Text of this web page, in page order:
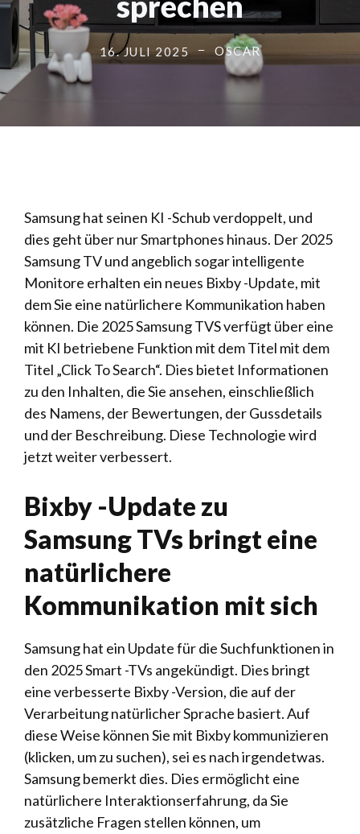
16. JULI 2025 OSCAR
Samsung hat seinen KI -Schub verdoppelt, und
dies geht über nur Smartphones hinaus. Der 2025
Samsung TV und angeblich sogar intelligente
Monitore erhalten ein neues Bixby -Update, mit
dem Sie eine natürlichere Kommunikation haben
können. Die 2025 Samsung TVS verfügt über eine
mit KI betriebene Funktion mit dem Titel mit dem
Titel „Click To Search“. Dies bietet Informationen
zu den Inhalten, die Sie ansehen, einschließlich
des Namens, der Bewertungen, der Gussdetails
und der Beschreibung. Diese Technologie wird
jetzt weiter verbessert.
Bixby -Update zu
Samsung TVs bringt eine
natürlichere
Kommunikation mit sich
Samsung hat ein Update für die Suchfunktionen in
den 2025 Smart -TVs angekündigt. Dies bringt
eine verbesserte Bixby -Version, die auf der
Verarbeitung natürlicher Sprache basiert. Auf
diese Weise können Sie mit Bixby kommunizieren
(klicken, um zu suchen), sei es nach irgendetwas.
Samsung bemerkt dies. Dies ermöglicht eine
natürlichere Interaktionserfahrung, da Sie
zusätzliche Fragen stellen können, um